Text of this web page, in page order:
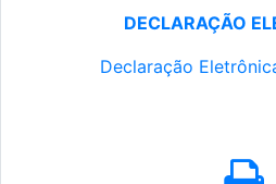
DECLARAÇÃO
Declaração